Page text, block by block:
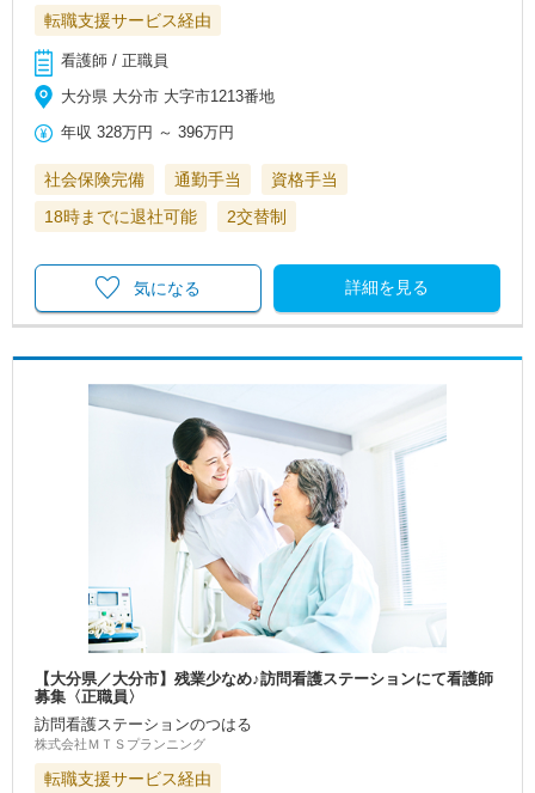
転職支援サービス経由
看護師 / 正職員
大分県 大分市 大字市1213番地
年収 328万円 ～396万円
社会保険完備 通勤手当
資格手当
18時までに退社可能
2交替制
詳細を見る
気になる
【大分県／大分市】残業少なめ♪訪問看護ステーションにて看護師
募集〈正職員〉
訪問看護ステーションのつはる
株式会社ＭＴＳプランニング
転職支援サービス経由